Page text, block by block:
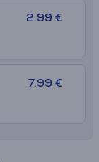
2.99 €
7.99 €